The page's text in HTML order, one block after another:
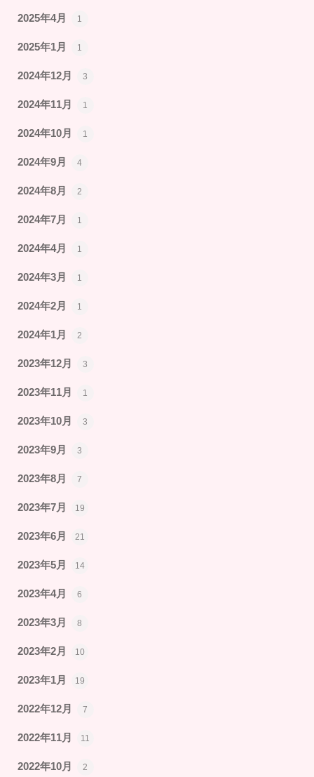
2025年4月 1
2025年1月 1
2024年12月 3
2024年11月 1
2024年10月 1
2024年9月 4
2024年8月 2
2024年7月 1
2024年4月 1
2024年3月 1
2024年2月 1
2024年1月 2
2023年12月 3
2023年11月 1
2023年10月 3
2023年9月 3
2023年8月 7
2023年7月 19
2023年6月 21
2023年5月 14
2023年4月 6
2023年3月 8
2023年2月 10
2023年1月 19
2022年12月 7
2022年11月 11
2022年10月 2